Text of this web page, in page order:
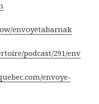
envoyetabarnak
podcast/291/env
envoye-